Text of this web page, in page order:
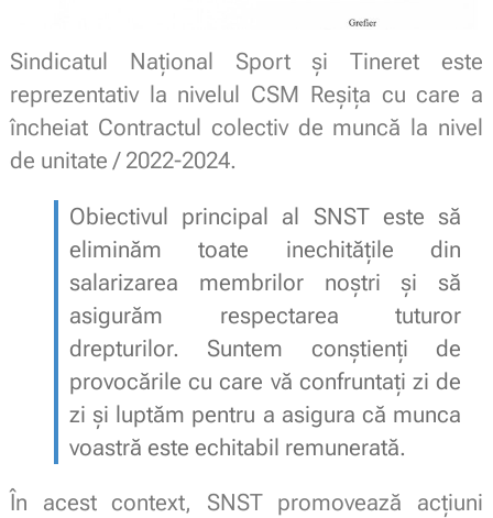
Sindicatul Național Sport și Tineret este
reprezentativ la nivelul CSM Reșița cu care a
încheiat Contractul colectiv de muncă la nivel
de unitate / 2022-2024.
Obiectivul principal al SNST este să
eliminăm toate inechitățile din
salarizarea membrilor noștri și să
asigurăm respectarea tuturor
drepturilor. Suntem conștienți de
provocările cu care vă confruntați zi de
zi și luptăm pentru a asigura că munca
voastră este echitabil remunerată.
În acest context, SNST promovează acțiuni